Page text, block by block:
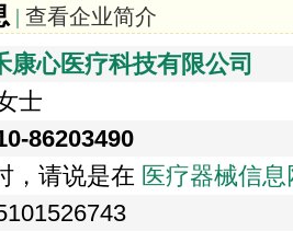
| 查看企业简介
康心医疗科技有限公司
士
86203490
，请说是在 医疗器械信